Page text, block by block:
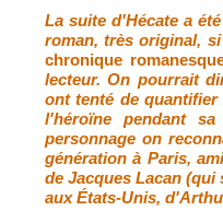
La suite d'Hécate a
roman, très original,
chronique
lecteur. On pourrait
ont tenté de
l'héroïne pendant
personnage on
génération à Paris,
de Jacques Lacan
aux États-Unis,